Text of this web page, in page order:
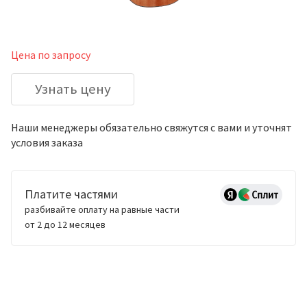
Цена по запросу
Узнать цену
Наши менеджеры обязательно свяжутся с вами и уточнят
условия заказа
Платите частями
разбивайте оплату на равные части
от 2 до 12 месяцев